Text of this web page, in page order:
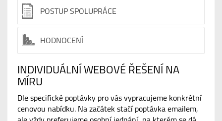
POSTUP SPOLUPRÁCE
HODNOCENÍ
INDIVIDUÁLNÍ WEBOVÉ ŘEŠENÍ NA
MÍRU
Dle specifické poptávky pro vás vypracujeme konkrétní
cenovou nabídku. Na začátek stačí poptávka emailem,